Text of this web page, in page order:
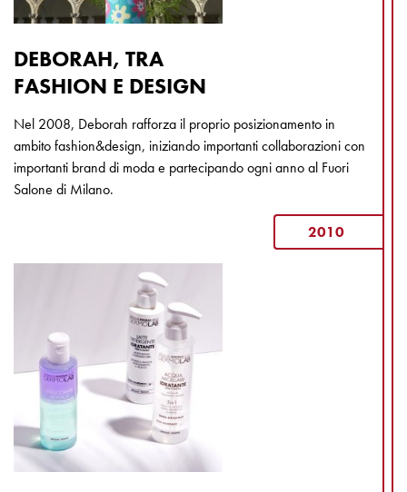
DEBORAH, TRA
FASHION E DESIGN
Nel 2008, Deborah rafforza il proprio posizionamento in
ambito fashion&design, iniziando importanti collaborazioni con
importanti brand di moda e partecipando ogni anno al Fuori
Salone di Milano.
2010